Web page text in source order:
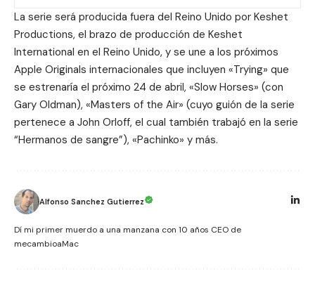
La serie será producida fuera del Reino Unido por Keshet
Productions, el brazo de producción de Keshet
International en el Reino Unido, y se une a los próximos
Apple Originals internacionales que incluyen «Trying» que
se estrenaría el próximo 24 de abril, «Slow Horses» (con
Gary Oldman), «Masters of the Air» (cuyo guión de la serie
pertenece a John Orloff, el cual también trabajó en la serie
“Hermanos de sangre”), «Pachinko» y más.
Alfonso Sanchez Gutierrez
Dí mi primer muerdo a una manzana con 10 años CEO de
mecambioaMac